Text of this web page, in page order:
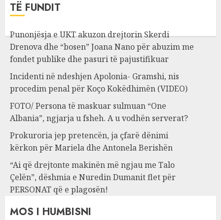
TË FUNDIT
Punonjësja e UKT akuzon drejtorin Skerdi
Drenova dhe “bosen” Joana Nano për abuzim me
fondet publike dhe pasuri të pajustifikuar
Incidenti në ndeshjen Apolonia- Gramshi, nis
procedim penal për Koço Kokëdhimën (VIDEO)
FOTO/ Persona të maskuar sulmuan “One
Albania”, ngjarja u fsheh. A u vodhën serverat?
Prokuroria jep pretencën, ja çfarë dënimi
kërkon për Mariela dhe Antonela Berishën
“Ai që drejtonte makinën më ngjau me Talo
Çelën”, dëshmia e Nuredin Dumanit flet për
PERSONAT që e plagosën!
MOS I HUMBISNI